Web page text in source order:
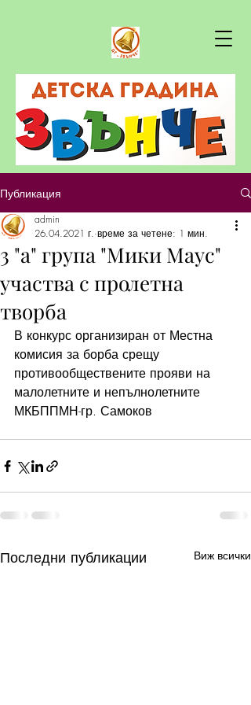
Публикация
3 "а" група "Мики Маус"
участва с пролетна
творба
admin
26.04.2021 г. време за четене: 1 мин.
В конкурс организиран от Местна
комисия за борба срещу
противообществените прояви на
малолетните и непълнолетните
МКБППМН-гр. Самоков
Последни публикации Виж всички